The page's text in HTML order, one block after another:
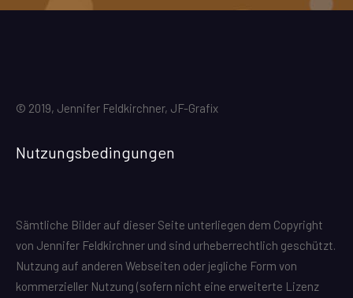
© 2019, Jennifer Feldkirchner, JF-Grafix
Nutzungsbedingungen
Sämtliche Bilder auf dieser Seite unterliegen dem Copyright
von Jennifer Feldkirchner und sind urheberrechtlich geschützt.
Nutzung auf anderen Webseiten oder jegliche Form von
kommerzieller Nutzung (sofern nicht eine erweiterte Lizenz